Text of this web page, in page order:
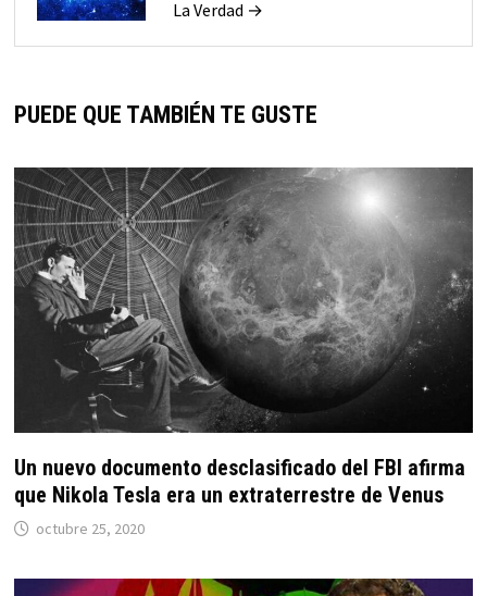
La Verdad →
PUEDE QUE TAMBIÉN TE GUSTE
Un nuevo documento desclasificado del FBI afirma
que Nikola Tesla era un extraterrestre de Venus
octubre 25, 2020